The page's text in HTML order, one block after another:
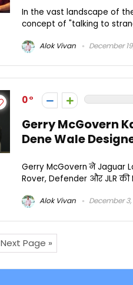
In the vast landscape of
concept of "talking to
Alok Vivan December
0
Gerry McGovern
Dene Wale
Gerry McGovern ने Jaguar
Rover, Defender और JLR की
Alok Vivan December
Next Page »